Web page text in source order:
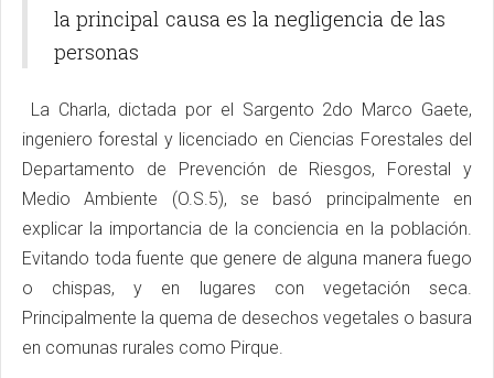
la principal causa es la negligencia de las
personas
La Charla, dictada por el Sargento 2do Marco Gaete,
ingeniero forestal y licenciado en Ciencias Forestales del
Departamento de Prevención de Riesgos, Forestal y
Medio Ambiente (O.S.5), se basó principalmente en
explicar la importancia de la conciencia en la población.
Evitando toda fuente que genere de alguna manera fuego
o chispas, y en lugares con vegetación seca.
Principalmente la quema de desechos vegetales o basura
en comunas rurales como Pirque.